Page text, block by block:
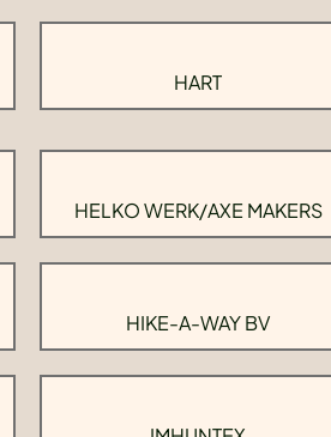
HART
HELKO WERK/AXE MAKERS
HIKE-A-WAY BV